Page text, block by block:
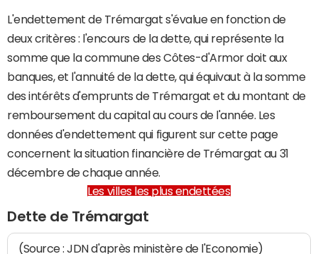
L'endettement de Trémargat s'évalue en fonction de
deux critères : l'encours de la dette, qui représente la
somme que la commune des Côtes-d'Armor doit aux
banques, et l'annuité de la dette, qui équivaut à la somme
des intérêts d'emprunts de Trémargat et du montant de
remboursement du capital au cours de l'année. Les
données d'endettement qui figurent sur cette page
concernent la situation financière de Trémargat au 31
décembre de chaque année.
Les villes les plus endettées
Dette de Trémargat
(Source : JDN d'après ministère de l'Economie)